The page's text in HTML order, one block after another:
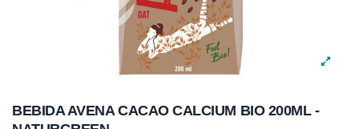
BEBIDA AVENA CACAO CALCIUM BIO 200ML -